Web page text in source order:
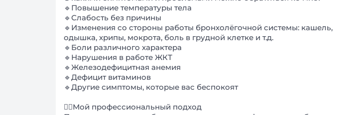
🔹Повышение температуры тела
🔹Слабость без причины
🔹Изменения со стороны работы бронхолёгочной системы: кашель,
одышка, хрипы, мокрота, боль в грудной клетке и т.д.
🔹Боли различного характера
🔹Нарушения в работе ЖКТ
🔹Железодефицитная анемия
🔹Дефицит витаминов
🔹Другие симптомы, которые вас беспокоят
🧑‍⚕️Мой профессиональный подход